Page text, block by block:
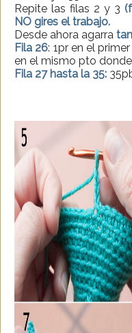
Repite las filas 2 y 3
NO gires el trabajo.
Desde ahora agarra
Fila 26: 1pr en el
en el mismo pto
Fila 27 hasta la 35: